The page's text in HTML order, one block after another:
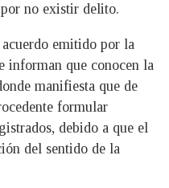
no existir delito.
emitido por la
informan que conocen la
manifiesta que de
formular
debido a que el
del sentido de la